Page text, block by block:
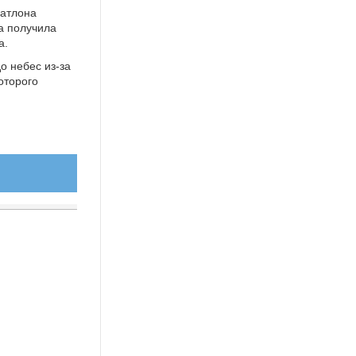
получила
небес из-за